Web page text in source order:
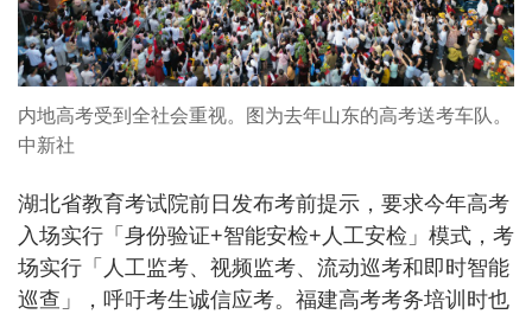
内地高考受到全社会重视。图为去年山东的高考送考车队。
中新社
湖北省教育考试院前日发布考前提示，要求今年高考
入场实行「身份验证+智能安检+人工安检」模式，考
场实行「人工监考、视频监考、流动巡考和即时智能
巡查」，呼吁考生诚信应考。福建高考考务培训时也